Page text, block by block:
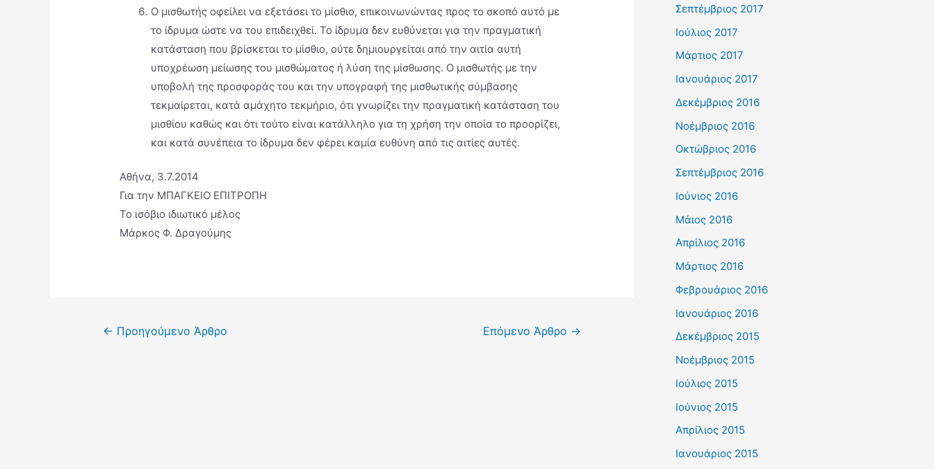
Ο μισθωτής οφείλει να εξετάσει το μίσθιο, επικοινωνώντας προς το σκοπό αυτό με
το ίδρυμα ώστε να του επιδειχθεί. Το ίδρυμα δεν ευθύνεται για την πραγματική
κατάσταση που βρίσκεται το μίσθιο, ούτε δημιουργείται από την αιτία αυτή
υποχρέωση μείωσης του μισθώματος ή λύση της μίσθωσης. Ο μισθωτής με την
υποβολή της προσφοράς του και την υπογραφή της μισθωτικής σύμβασης
τεκμαίρεται, κατά αμάχητο τεκμήριο, ότι γνωρίζει την πραγματική κατάσταση του
μισθίου καθώς και ότι τούτο είναι κατάλληλο για τη χρήση την οποία το προορίζει,
και κατά συνέπεια το ίδρυμα δεν φέρει καμία ευθύνη από τις αιτίες αυτές.
Αθήνα, 3.7.2014
Για την ΜΠΑΓΚΕΙΟ ΕΠΙΤΡΟΠΗ
Το ισόβιο ιδιωτικό μέλος
Μάρκος Φ. Δραγούμης
← Προηγούμενο Άρθρο Επόμενο Άρθρο →
Σεπτέμβριος 2017
Ιούλιος 2017
Μάρτιος 2017
Ιανουάριος 2017
Δεκέμβριος 2016
Νοέμβριος 2016
Οκτώβριος 2016
Σεπτέμβριος 2016
Ιούνιος 2016
Μάιος 2016
Απρίλιος 2016
Μάρτιος 2016
Φεβρουάριος 2016
Ιανουάριος 2016
Δεκέμβριος 2015
Νοέμβριος 2015
Ιούλιος 2015
Ιούνιος 2015
Απρίλιος 2015
Ιανουάριος 2015